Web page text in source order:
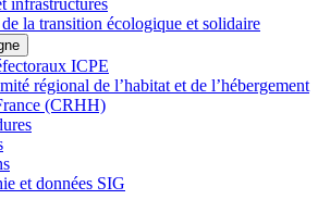
infrastructures
la transition écologique et solidaire
ICPE
régional de l’habitat et de l’hébergement
(CRHH)
et données SIG